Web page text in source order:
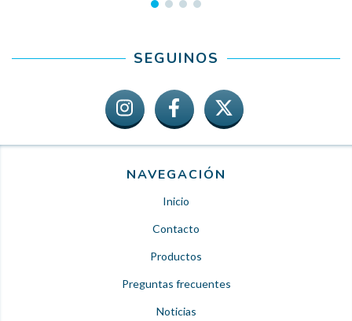
SEGUINOS
NAVEGACIÓN
Inicio
Contacto
Productos
Preguntas frecuentes
Noticias